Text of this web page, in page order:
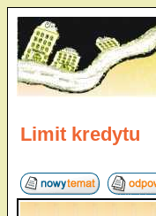
Limit kredytu